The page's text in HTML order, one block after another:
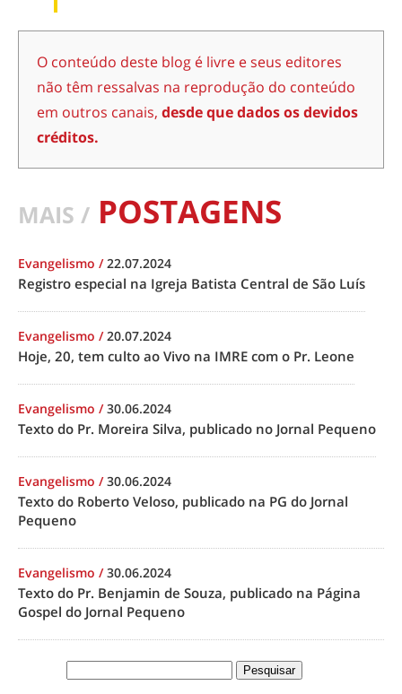
O conteúdo deste blog é livre e seus editores
não têm ressalvas na reprodução do conteúdo
em outros canais, desde que dados os devidos
créditos.
MAIS / POSTAGENS
Evangelismo /22.07.2024
Registro especial na Igreja Batista Central de São Luís
Evangelismo /20.07.2024
Hoje, 20, tem culto ao Vivo na IMRE com o Pr. Leone
Evangelismo /30.06.2024
Texto do Pr. Moreira Silva, publicado no Jornal Pequeno
Evangelismo /30.06.2024
Texto do Roberto Veloso, publicado na PG do Jornal
Pequeno
Evangelismo /30.06.2024
Texto do Pr. Benjamin de Souza, publicado na Página
Gospel do Jornal Pequeno